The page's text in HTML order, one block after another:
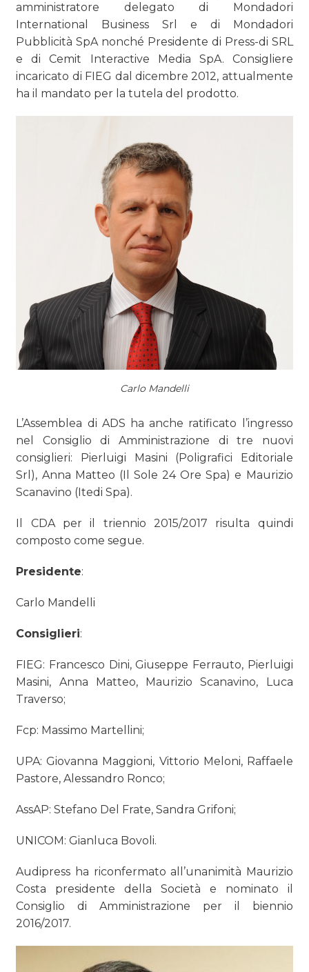
amministratore delegato di Mondadori
International Business Srl e di Mondadori
Pubblicità SpA nonché Presidente di Press-di SRL
e di Cemit Interactive Media SpA. Consigliere
incaricato di FIEG dal dicembre 2012, attualmente
ha il mandato per la tutela del prodotto.
Carlo Mandelli
L’Assemblea di ADS ha anche ratificato l’ingresso
nel Consiglio di Amministrazione di tre nuovi
consiglieri: Pierluigi Masini (Poligrafici Editoriale
Srl), Anna Matteo (Il Sole 24 Ore Spa) e Maurizio
Scanavino (Itedi Spa).
Il CDA per il triennio 2015/2017 risulta quindi
composto come segue.
Presidente:
Carlo Mandelli
Consiglieri:
FIEG: Francesco Dini, Giuseppe Ferrauto, Pierluigi
Masini, Anna Matteo, Maurizio Scanavino, Luca
Traverso;
Fcp: Massimo Martellini;
UPA: Giovanna Maggioni, Vittorio Meloni, Raffaele
Pastore, Alessandro Ronco;
AssAP: Stefano Del Frate, Sandra Grifoni;
UNICOM: Gianluca Bovoli.
Audipress ha riconfermato all’unanimità Maurizio
Costa presidente della Società e nominato il
Consiglio di Amministrazione per il biennio
2016/2017.